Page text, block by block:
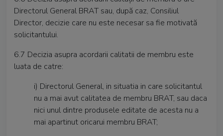
Directorul General BRAT sau, după caz, Consiliul
Director, decizie care nu este necesar sa fie motivată
solicitantului.
6.7 Decizia asupra acordarii calitatii de membru este
luata de catre:
i) Directorul General, in situatia in care solicitantul
nu a mai avut calitatea de membru BRAT, sau daca
nici unul dintre produsele editate de acesta nu a
mai apartinut oricarui membru BRAT;